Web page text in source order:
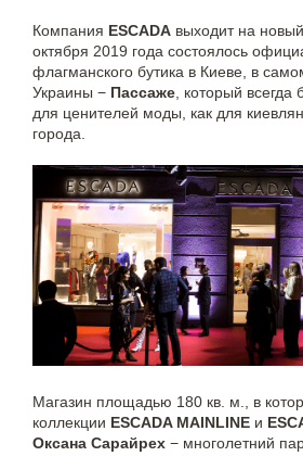
Компания ESCADA выходит на
октября 2019 года состоялось
флагманского бутика в Киеве, в
Украины − Пассаже , который
для ценителей моды, как для
города.
Магазин площадью 180 кв. м., в
коллекции ESCADA MAINLINE и
Оксана Сарайрех − многолетний